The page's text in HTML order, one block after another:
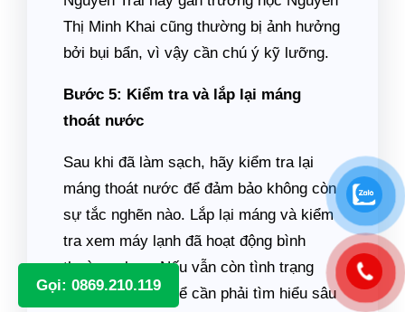
Gọi: 0869.210.119
Thị Minh Khai cũng thường bị ảnh hưởng
bởi bụi bẩn, vì vậy cần chú ý kỹ lưỡng.
Bước 5: Kiểm tra và lắp lại máng
thoát nước
Sau khi đã làm sạch, hãy kiểm tra lại
máng thoát nước để đảm bảo không còn
sự tắc nghẽn nào. Lắp lại máng và kiểm
tra xem máy lạnh đã hoạt động bình
thường chưa. Nếu vẫn còn tình trạng
chảy nước, có thể cần phải tìm hiểu sâu